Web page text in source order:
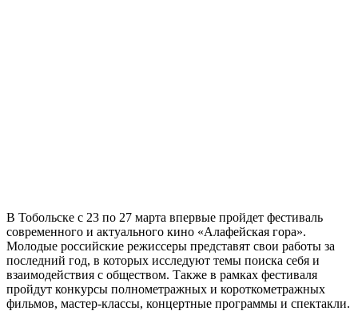
В Тобольске с 23 по 27 марта впервые пройдет фестиваль
современного и актуального кино «Алафейская гора».
Молодые российские режиссеры представят свои работы за
последний год, в которых исследуют темы поиска себя и
взаимодействия с обществом. Также в рамках фестиваля
пройдут конкурсы полнометражных и короткометражных
фильмов, мастер-классы, концертные программы и спектакли.